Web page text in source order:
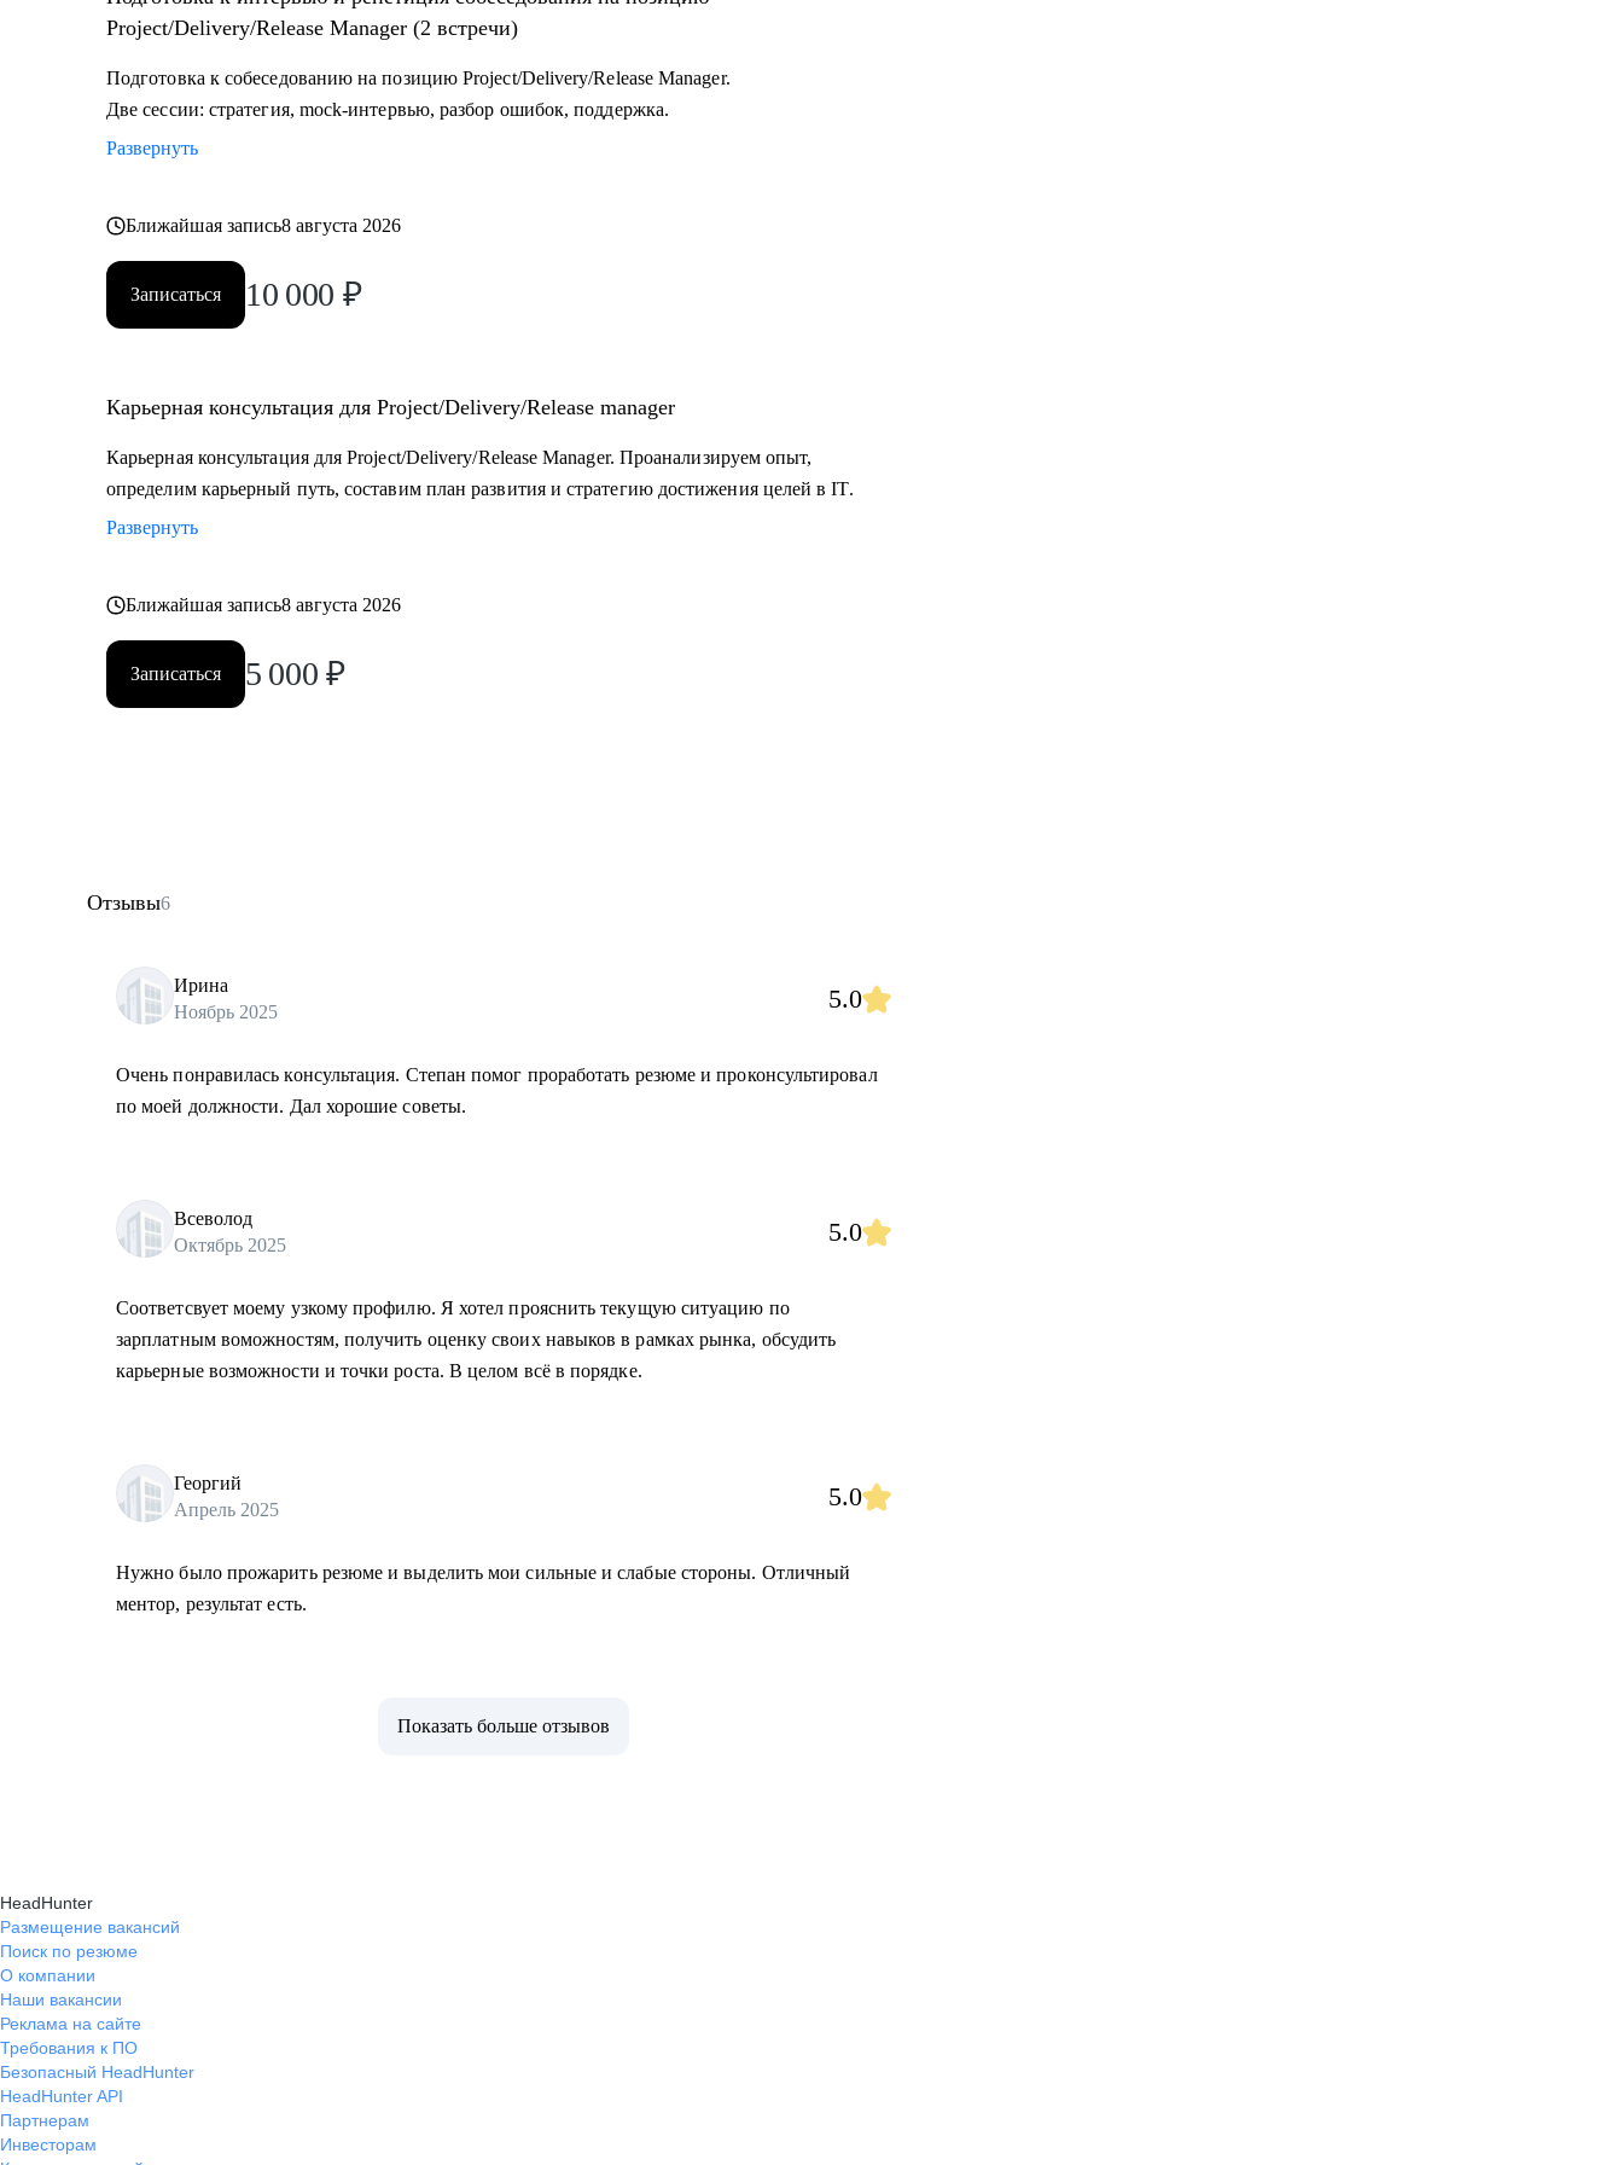
разные стороны.
Project/Delivery/Release Manager (2 встречи)
Подготовка к собеседованию на позицию Project/Delivery/Release Manager.
Две сессии: стратегия, mock-интервью, разбор ошибок, поддержка.
Развернуть
Ближайшая запись8 августа 2026
Записаться 10 000 ₽
Карьерная консультация для Project/Delivery/Release manager
Карьерная консультация для Project/Delivery/Release Manager. Проанализируем опыт,
определим карьерный путь, составим план развития и стратегию достижения целей в IT.
Развернуть
Ближайшая запись8 августа 2026
Записаться 5 000 ₽
Отзывы6
Ирина
Ноябрь 2025
5.0
Очень понравилась консультация. Степан помог проработать резюме и проконсультировал
по моей должности. Дал хорошие советы.
Всеволод
Октябрь 2025
5.0
Соответсвует моему узкому профилю. Я хотел прояснить текущую ситуацию по
зарплатным воможностям, получить оценку своих навыков в рамках рынка, обсудить
карьерные возможности и точки роста. В целом всё в порядке.
Георгий
Апрель 2025
5.0
Нужно было прожарить резюме и выделить мои сильные и слабые стороны. Отличный
ментор, результат есть.
Показать больше отзывов
HeadHunter
Размещение вакансий
Поиск по резюме
О компании
Наши вакансии
Реклама на сайте
Требования к ПО
Безопасный HeadHunter
HeadHunter API
Партнерам
Инвесторам